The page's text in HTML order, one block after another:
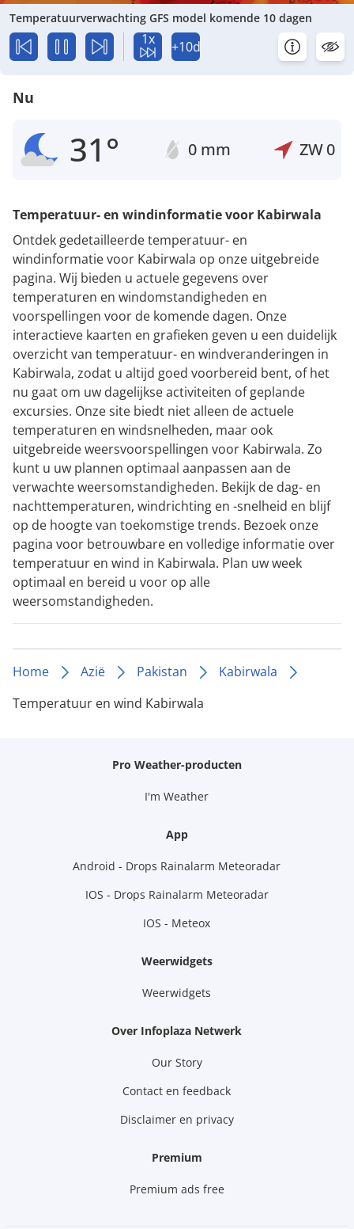
Temperatuurverwachting GFS model komende 10 dagen
1x +10d
Nu
31° 0 mm ZW0
Temperatuur- en windinformatie voor Kabirwala
Ontdek gedetailleerde temperatuur- en
windinformatie voor Kabirwala op onze uitgebreide
pagina. Wij bieden u actuele gegevens over
temperaturen en windomstandigheden en
voorspellingen voor de komende dagen. Onze
interactieve kaarten en grafieken geven u een duidelijk
overzicht van temperatuur- en windveranderingen in
Kabirwala, zodat u altijd goed voorbereid bent, of het
nu gaat om uw dagelijkse activiteiten of geplande
excursies. Onze site biedt niet alleen de actuele
temperaturen en windsnelheden, maar ook
uitgebreide weersvoorspellingen voor Kabirwala. Zo
kunt u uw plannen optimaal aanpassen aan de
verwachte weersomstandigheden. Bekijk de dag- en
nachttemperaturen, windrichting en -snelheid en blijf
op de hoogte van toekomstige trends. Bezoek onze
pagina voor betrouwbare en volledige informatie over
temperatuur en wind in Kabirwala. Plan uw week
optimaal en bereid u voor op alle
weersomstandigheden.
Home Azië Pakistan
Kabirwala
Temperatuur en wind Kabirwala
Pro Weather-producten
I'm Weather
App
Android - Drops Rainalarm Meteoradar
IOS - Drops Rainalarm Meteoradar
IOS - Meteox
Weerwidgets
Weerwidgets
Over Infoplaza Netwerk
Our Story
Contact en feedback
Disclaimer en privacy
Premium
Premium ads free